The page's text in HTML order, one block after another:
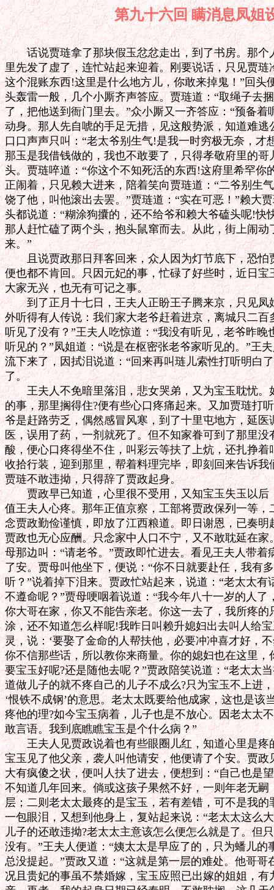
第九十六回 瞒消息
话说贾琏拿了那块假玉忿忿走出，到了书房。那个
里先发了虚了，连忙站起来迎着。刚要说话，只见贾琏
这个混账东西!这里是什么地方儿，你敢来掉鬼！”回头
头轰雷一般，几个小厮齐声答应。贾琏道：“取绳子去
了，把他送到衙门里去。”众小厮又一齐答应：“预备着
动身。那人先自唬的手足无措，见这般势派，知道难
口口声声只叫：“老太爷别生气!是我一时穷极无奈，才
那玉是我借钱做的，我也不敢要了，只得孝敬府里的哥
头。贾琏啐道：“你这个不知死活的东西!这府里希罕你
正闹着，只见赖大进来，陪着笑向贾琏道：“二爷别生
饶了他，叫他滚出去罢。”贾琏道：“实在可恶！”赖大
头都说道：“糊涂狗攮的，还不给爷和赖大爷磕头呢!快
那人赶忙磕了两个头，抱头鼠窜而去。从此，街上闹动
来。”
且说贾政那日拜客回来，众人因为灯节底下，恐怕
便也都不肯回。只因元妃的事，忙碌了好些时，近日
大家无兴，也无有可记之事。
到了正月十七日，王夫人正盼王子腾来京，只见凤
外听得有人传说：我们家大老爷赶着进京，离城只二
听见了没有？”王夫人吃惊道：“我没有听见，老爷昨晚
听见的？”凤姐道：“说是在枢密张老爷家听见的。”王
流下来了，因拭泪说道：“回来再叫琏儿索性打听明白
了。
王夫人不免暗里落泪，悲女哭弟，又为宝玉耽忧。
的事，那里搁得住?便有些心口疼痛起来。又加贾琏打
爷是赶路劳乏，偶然感冒风寒，到了十里屯地方，延
医，误用了药，一剂就死了。但不知家眷可到了那里没
酸，便心口疼得坐不住，叫彩云等扶了上炕，还扎挣着
收拾行装，迎到那里，帮着料理完毕，即刻回来告诉我
贾琏不敢违拗，只得辞了贾政起身。
贾政早已知道，心里很不受用，又知宝玉失玉以后
值王夫人心疼。那年正值京察，工部将贾政保列一等
念贾政勤俭谨慎，即放了江西粮道。即日谢恩，已奏
贾政也无心应酬。只念家中人口不宁，又不敢耽延在
母那边叫：“请老爷。”贾政即忙进去。看见王夫人带着
了安。贾母叫他坐下，便说：“你不日就要赴任，我有
听？”说着掉下泪来。贾政忙站起来，说道：“老太太有
不遵命呢？”贾母哽咽着说道：“我今年八十一岁的人了
你大哥在家，你又不能告亲老。你这一去了，我所疼
涂，还不知道怎么样呢!我昨日叫赖升媳妇出去叫人给
灵，说：‘要娶了金命的人帮扶他，必要冲冲喜才好，
你不信那些话，所以教你来商量。你的媳妇也在这里
要宝玉好呢?还是随他去呢？”贾政陪笑说道：“老太太
道做儿子的就不疼自己的儿子不成么?只为宝玉不上进
‘恨铁不成钢’的意思。老太太既要给他成家，这也是该
疼他的理?如今宝玉病着，儿子也是不放心。因老太太
敢言语。我到底瞧瞧宝玉是个什么病？”
王夫人见贾政说着也有些眼圈儿红，知道心里是疼
宝玉见了他父亲，袭人叫他请安，他便请了个安。贾
大有疯傻之状，便叫人扶了进去，便想到：“自己也是
不知道几年回来。倘或这孩子果然不好，一则年老无
层；二则老太太最疼的是宝玉，若有差错，可不是我的
一包眼泪，又想到他身上，复站起来说：“老太太这么
儿子的还敢违拗?老太太主意该怎么便怎么就是了。但
没有。”王夫人便道：“姨太太是早应了的，只为蟠儿的
总没提起。”贾政又道：“这就是第一层的难处。他哥哥
况且贵妃的事虽不禁婚嫁，宝玉应照已出嫁的姐姐，